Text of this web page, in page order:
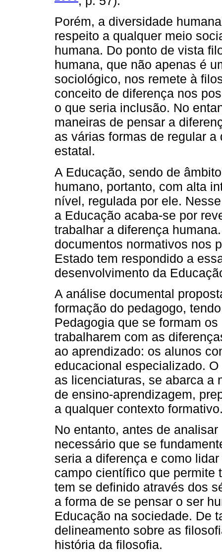
Porém, a diversidade
respeito a qualquer meio
humana. Do ponto de vista
humana, que não apenas é
sociológico, nos remete à
conceito de diferença nos
o que seria inclusão. No
maneiras de pensar a
as várias formas de regular
estatal.
A Educação, sendo de
humano, portanto, com alta
nível, regulada por ele.
a Educação acaba-se por
trabalhar a diferença
documentos normativos nos
Estado tem respondido a
desenvolvimento da
A análise documental
formação do pedagogo,
Pedagogia que se formam
trabalharem com as
ao aprendizado: os alunos
educacional especializado.
as licenciaturas, se abarca a
de ensino-aprendizagem,
a qualquer contexto
No entanto, antes de
necessário que se
seria a diferença e como
campo científico que permite
tem se definido através dos
a forma de se pensar o ser
Educação na sociedade. De
delineamento sobre as
história da filosofia.